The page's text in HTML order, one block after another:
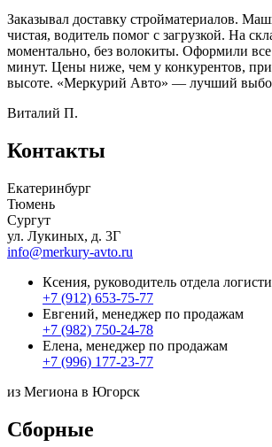
Заказывал доставку стройматериалов.
чистая, водитель помог с загрузкой. На
моментально, без волокиты. Оформили все
минут. Цены ниже, чем у конкурентов, при
высоте. «Меркурий Авто» — лучший
Виталий П.
Контакты
Екатеринбург
Тюмень
Сургут
ул. Лукиных, д. 3Г
info@merkury-avto.ru
Ксения, руководитель отдела
+7 (912) 653-75-77
Евгений, менеджер по продажам
+7 (982) 750-24-78
Елена, менеджер по продажам
+7 (996) 177-23-77
из Мегиона в Югорск
Сборные